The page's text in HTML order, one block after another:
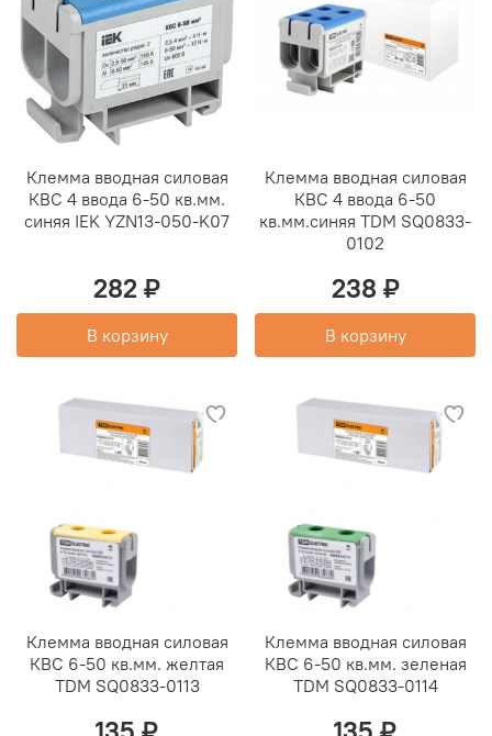
Клемма вводная силовая
КВС 4 ввода 6-50 кв.мм.
синяя IEK YZN13-050-K07
282 ₽
В корзину
Клемма вводная силовая
КВС 4 ввода 6-50
кв.мм.синяя TDM SQ0833-
0102
238 ₽
В корзину
Клемма вводная силовая
КВС 6-50 кв.мм. желтая
TDM SQ0833-0113
Клемма вводная силовая
КВС 6-50 кв.мм. зеленая
TDM SQ0833-0114